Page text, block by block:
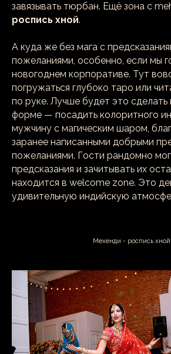
завязывать тюрбан. Ещё зона с
роспись хной.
А куда же без мага с
пожеланиями, особенно, если мы
новогоднем корпоративе. Тут
погружаться глубоко таро или
по руке. Лучше будет это сделать
форме — посадить колоритного
мужчину с магическим шаром,
заранее написанными добрыми
пожеланиями. Гости рандомно
предсказания и зачитывать их
находится в welcome zone. Это
удивительную индийскую
Мехенди - роспись хной